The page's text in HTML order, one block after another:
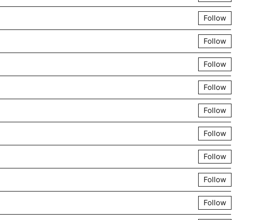
Follow
Follow
Follow
Follow
Follow
Follow
Follow
Follow
Follow